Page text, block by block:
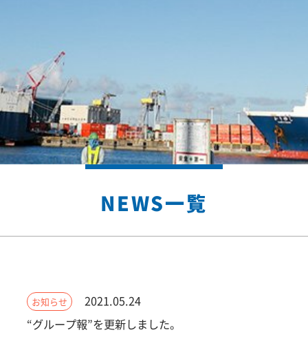
NEWS一覧
お知らせ
2021.05.24
“グループ報”を更新しました。